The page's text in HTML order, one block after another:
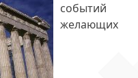
событий
желающих